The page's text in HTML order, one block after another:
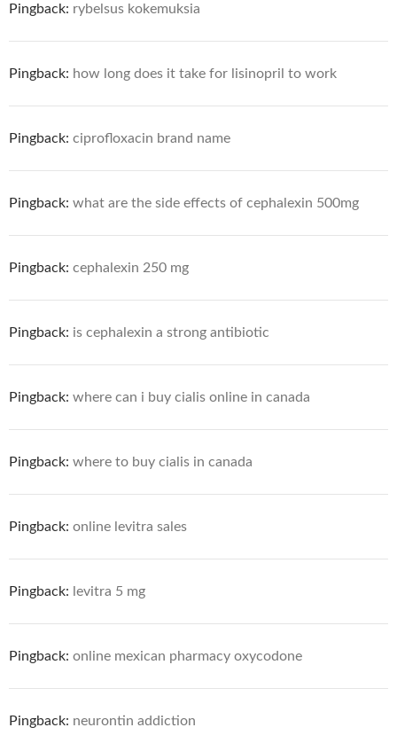
Pingback: rybelsus kokemuksia
Pingback: how long does it take for lisinopril to work
Pingback: ciprofloxacin brand name
Pingback: what are the side effects of cephalexin 500mg
Pingback: cephalexin 250 mg
Pingback: is cephalexin a strong antibiotic
Pingback: where can i buy cialis online in canada
Pingback: where to buy cialis in canada
Pingback: online levitra sales
Pingback: levitra 5 mg
Pingback: online mexican pharmacy oxycodone
Pingback: neurontin addiction